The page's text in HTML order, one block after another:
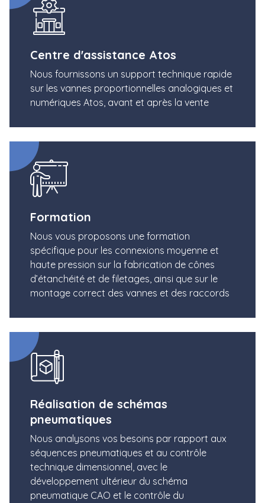
Centre d'assistance Atos
Nous fournissons un support technique rapide
sur les vannes proportionnelles analogiques et
numériques Atos, avant et après la vente
Formation
Nous vous proposons une formation
spécifique pour les connexions moyenne et
haute pression sur la fabrication de cônes
d’étanchéité et de filetages, ainsi que sur le
montage correct des vannes et des raccords
Réalisation de schémas
pneumatiques
Nous analysons vos besoins par rapport aux
séquences pneumatiques et au contrôle
technique dimensionnel, avec le
développement ultérieur du schéma
pneumatique CAO et le contrôle du